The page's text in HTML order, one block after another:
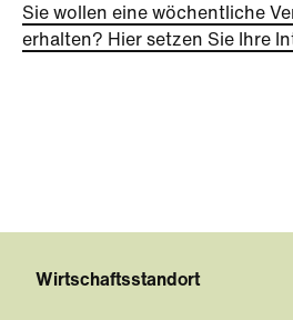
Sie wollen eine wöchentliche
erhalten? Hier setzen Sie Ihre
Wirtschaftsstandort